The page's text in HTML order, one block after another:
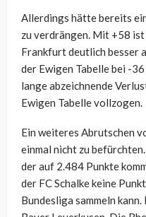
Allerdings hätte bereits
zu verdrängen. Mit +58
Frankfurt deutlich besser
der Ewigen Tabelle bei -
lange abzeichnende
Ewigen Tabelle vollzogen.
Ein weiteres Abrutschen
einmal nicht zu
der auf 2.484 Punkte
der FC Schalke keine
Bundesliga sammeln